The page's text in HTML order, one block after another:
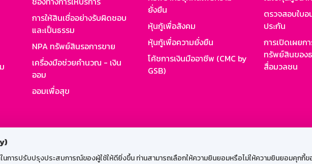
นการปรับปรุงประสบการณ์ของผู้ใช้ให้ดียิ่งขึ้น ท่านสามารถเลือกให้ความยินยอมหรือไม่ให้ความยินยอมคุกกี้ข
การให้สินเชื่ออย่างรับผิดชอบ
และเป็นธรรม
NPA ทรัพย์สินรอการขาย
เครื่องมือช่วยคำนวณ - เงิน
ออม
ออมเพื่อสุข
ยั่งยืน
หุ้นกู้เพื่อสังคม
หุ้นกู้เพื่อความยั่งยืน
โค้ชการเงินมืออาชีพ (CMC by
GSB)
ตรวจสอบใบ
ประกัน
การเปิดเผยก
ทรัพย์สินของ
สื่อมวลชน